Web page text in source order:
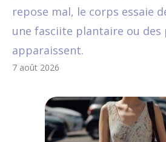
repose mal, le corps essaie
une fasciite plantaire ou des
apparaissent.
7 août 2026